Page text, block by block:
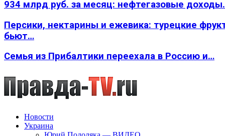
934 млрд руб. за месяц: нефтегазовые
Персики, нектарины и ежевика: турецкие
бьют…
Семья из Прибалтики переехала в Россию и…
Новости
Украина